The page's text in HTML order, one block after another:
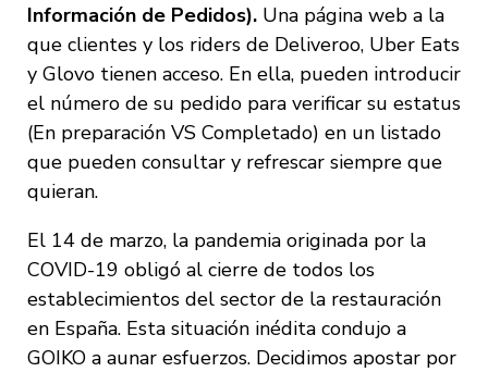
Información de Pedidos). Una página web a la
que clientes y los riders de Deliveroo, Uber Eats
y Glovo tienen acceso. En ella, pueden introducir
el número de su pedido para verificar su estatus
(En preparación VS Completado) en un listado
que pueden consultar y refrescar siempre que
quieran.
El 14 de marzo, la pandemia originada por la
COVID-19 obligó al cierre de todos los
establecimientos del sector de la restauración
en España. Esta situación inédita condujo a
GOIKO a aunar esfuerzos. Decidimos apostar por